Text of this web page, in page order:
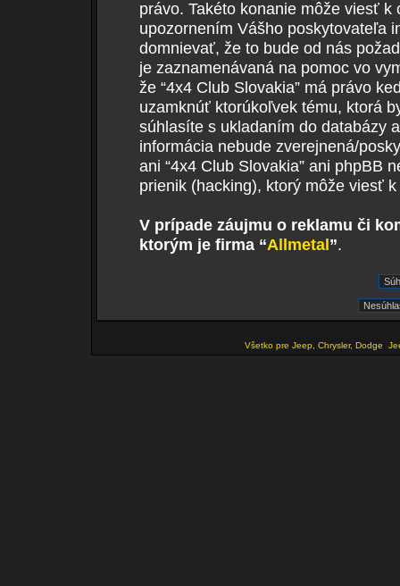
právo. Takéto konanie môže viesť
upozornením Vášho poskytovateľa
domnievať, že to bude od nás
je zaznamenávaná na pomoc vo
že “4x4 Club Slovakia” má právo
uzamknúť ktorúkoľvek tému, ktorá
súhlasíte s ukladaním do databázy
informácia nebude zverejnená/
ani “4x4 Club Slovakia” ani phpBB
prienik (hacking), ktorý môže viesť
V prípade záujmu o reklamu či
ktorým je firma “Allmetal”.
Všetko pre Jeep, Chrysler, Dodge